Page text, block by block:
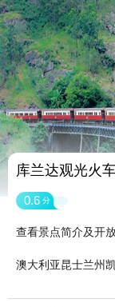
库兰达观光火
0.6 分
查看景点简介及开
澳大利亚昆士兰州
